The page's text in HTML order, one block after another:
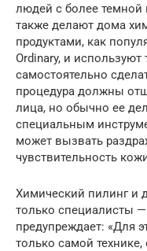
людей с более темной
также делают дома
продуктами, как
Ordinary, и
самостоятельно
процедура должны
лица, но обычно ее
специальным
может вызвать
чувствительность
Химический пилинг и
только специалисты
предупреждает: «Для
только самой